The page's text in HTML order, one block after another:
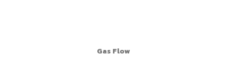
Gas Flow